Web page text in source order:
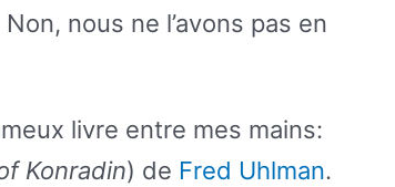
nous ne l’avons pas en
livre entre mes mains:
Konradin) de Fred Uhlman.